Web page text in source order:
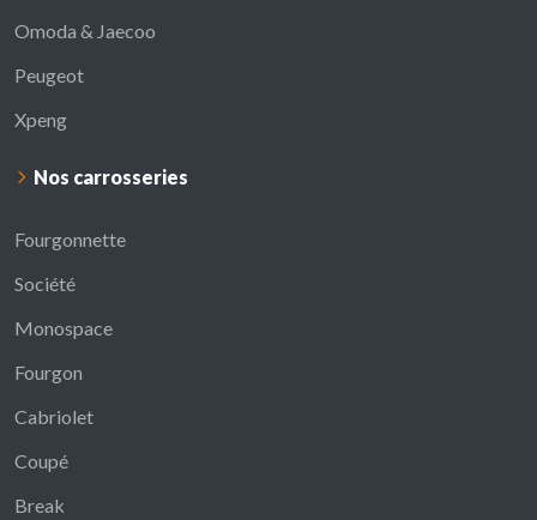
Omoda & Jaecoo
Peugeot
Xpeng
Nos carrosseries
Fourgonnette
Société
Monospace
Fourgon
Cabriolet
Coupé
Break